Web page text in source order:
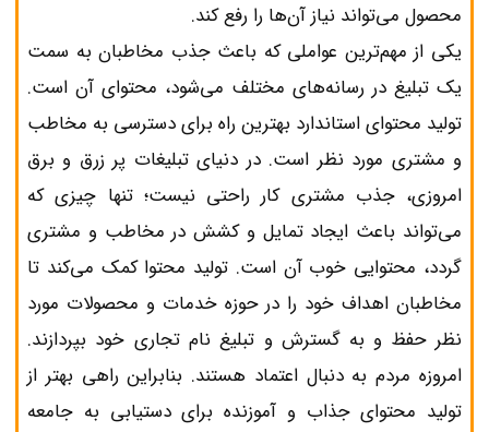
محصول می‌تواند نیاز آن‌ها را رفع کند.
یکی از مهم‌ترین عواملی که باعث جذب مخاطبان به سمت
یک تبلیغ در رسانه‌های مختلف می‌شود، محتوای آن است.
تولید محتوای استاندارد بهترین راه برای دسترسی به مخاطب
و مشتری مورد نظر است. در دنیای تبلیغات پر زرق و برق
امروزی، جذب مشتری کار راحتی نیست؛ تنها چیزی که
می‌تواند باعث ایجاد تمایل و کشش در مخاطب و مشتری
گردد، محتوایی خوب آن است. تولید محتوا کمک می‌کند تا
مخاطبان اهداف خود را در حوزه خدمات و محصولات مورد
نظر حفظ و به گسترش و تبلیغ نام تجاری خود بپردازند.
امروزه مردم به دنبال اعتماد هستند. بنابراین راهی بهتر از
تولید محتوای جذاب و آموزنده برای دستیابی به جامعه